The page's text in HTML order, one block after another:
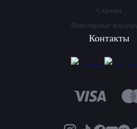
Страны
Популярные
Контакты